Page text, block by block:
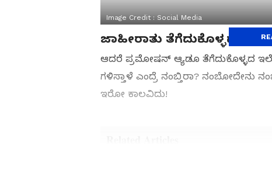
Image Credit : Social Media
ಜಾಹೀರಾತು ತೆಗೆದುಕೊಳ್ಳದೇ
ಆದರೆ ಪ್ರಮೋಷನ್​ ಆ್ಯಡೂ ತೆಗೆದುಕೊಳ್ಳದ
ಗಳಿಸ್ತಾಳೆ ಎಂದ್ರೆ ನಂಬ್ತಿರಾ? ನಂಬೋದೇನು
ಇರೋ ಕಾಲವಿದು!